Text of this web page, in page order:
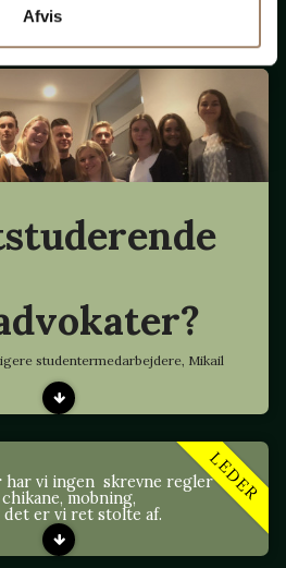
Afvis
studentermedarbejdere, Mikail
LEDER
har vi ingen skrevne regler
mobning,
er vi ret stolte af.